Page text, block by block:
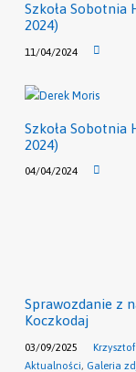
Szkoła Sobotnia
2024)
11/04/2024
Szkoła Sobotnia
2024)
04/04/2024
Sprawozdanie z
Koczkodaj
03/09/2025
Aktualności, Galeria